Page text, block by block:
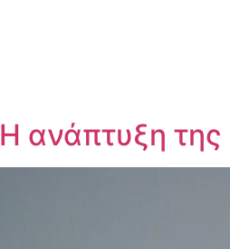
Η ανάπτυξη